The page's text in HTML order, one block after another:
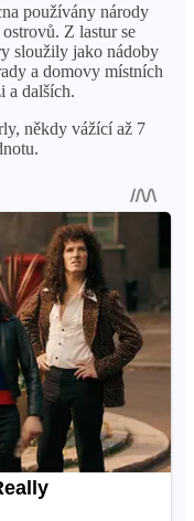
používány národy
Z lastur se
sloužily jako nádoby
a domovy místních
a dalších.
někdy vážící až 7